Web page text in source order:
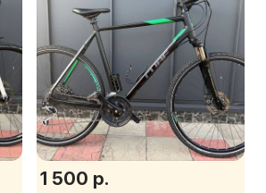
1 500 р.